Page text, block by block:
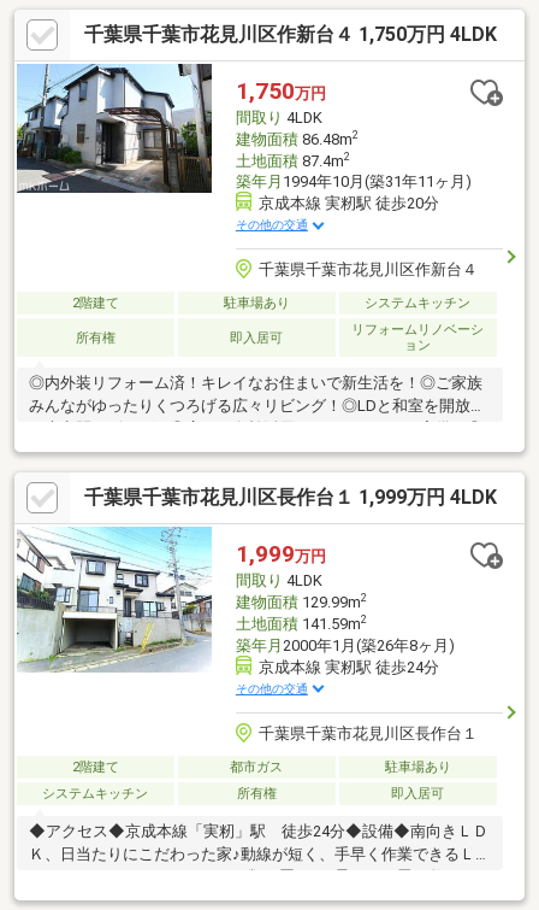
グ・ダイニングが見渡せるのでお子様の様子を見守りながら料理
ができます。◎子育てしやすい住環境！◎家事動線に配慮した間
取りです！◎和室はくつろぎの空間を御提供いたします【リフォ
ーム内容】・洗面化粧台交換・トイレ交換・給湯機交換・フロア
タイル、クロス交換・ハウスクリーニングなど
千葉県千葉市花見川区作新台４ 1,750万円 4LDK
1,750万円
間取り 4LDK
建物面積86.48m2
土地面積87.4m2
築年月 1994年10月(築31年11ヶ月)
京成本線 実籾駅 徒歩20分
その他の交通
千葉県千葉市花見川区作新台４
2階建て 駐車場あり システムキッチン
所有権 即入居可
リフォームリノベーシ
ョン
◎内外装リフォーム済！キレイなお住まいで新生活を！◎ご家族
みんながゆったりくつろげる広々リビング！◎LDと和室を開放し
全居室収納付！お部屋もスッキリ片付きます！◎2面バルコニー！
陽当り・通風良好です！◎雨の日の乗り降りがしやすく、車の劣
化も防ぐカーポート！【リフォーム内容】・システムキッチン交
換・ユニットバス交換・洗面化粧台交換・トイレ交換・給湯機交
換・フローリング、クロス交換・外壁、屋根塗装・ハウスクリー
ニングなど
千葉県千葉市花見川区長作台１ 1,999万円 4LDK
1,999万円
間取り 4LDK
建物面積129.99m2
土地面積141.59m2
築年月 2000年1月(築26年8ヶ月)
京成本線 実籾駅 徒歩24分
その他の交通
千葉県千葉市花見川区長作台１
2階建て 都市ガス
駐車場あり
システムキッチン
所有権 即入居可
◆アクセス◆京成本線「実籾」駅 徒歩24分◆設備◆南向きＬＤ
Ｋ、日当たりにこだわった家♪動線が短く、手早く作業できるＬ型
キッチン！コーナーにスパイス類も置ける♪柔らかい畳の敷かれた
和室は、お子様とゆっくりくつろげるお昼寝スペース♪部屋ごとに